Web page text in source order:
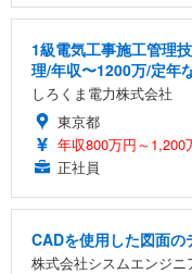
1級電気工事施工管理
理/年収〜1200万/定年
しろくま電力株式会社
東京都
年収800万円～1,200
正社員
CADを使用した図面
株式会社シスムエンジニ